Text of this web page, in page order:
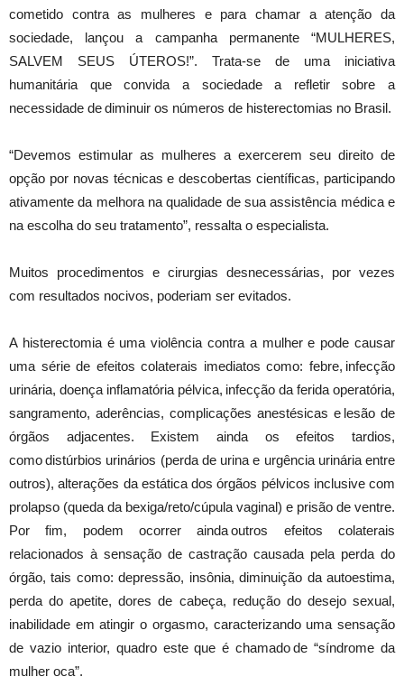
cometido contra as mulheres e para chamar a atenção da
sociedade, lançou a campanha permanente “MULHERES,
SALVEM SEUS ÚTEROS!”. Trata-se de uma iniciativa
humanitária que convida a sociedade a refletir sobre a
necessidade de diminuir os números de histerectomias no Brasil.
“Devemos estimular as mulheres a exercerem seu direito de
opção por novas técnicas e descobertas científicas, participando
ativamente da melhora na qualidade de sua assistência médica e
na escolha do seu tratamento”, ressalta o especialista.
Muitos procedimentos e cirurgias desnecessárias, por vezes
com resultados nocivos, poderiam ser evitados.
A histerectomia é uma violência contra a mulher e pode causar
uma série de efeitos colaterais imediatos como: febre, infecção
urinária, doença inflamatória pélvica, infecção da ferida operatória,
sangramento, aderências, complicações anestésicas e lesão de
órgãos adjacentes. Existem ainda os efeitos tardios,
como distúrbios urinários (perda de urina e urgência urinária entre
outros), alterações da estática dos órgãos pélvicos inclusive com
prolapso (queda da bexiga/reto/cúpula vaginal) e prisão de ventre.
Por fim, podem ocorrer ainda outros efeitos colaterais
relacionados à sensação de castração causada pela perda do
órgão, tais como: depressão, insônia, diminuição da autoestima,
perda do apetite, dores de cabeça, redução do desejo sexual,
inabilidade em atingir o orgasmo, caracterizando uma sensação
de vazio interior, quadro este que é chamado de “síndrome da
mulher oca”.